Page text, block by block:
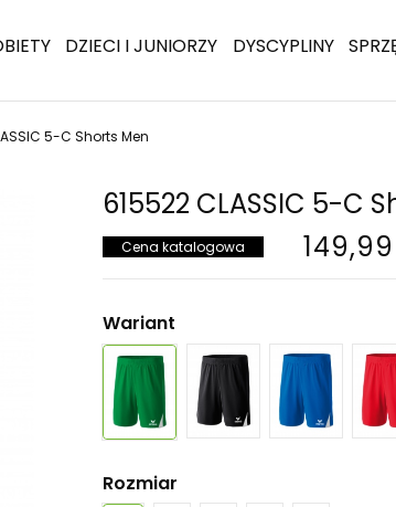
DZIECI I JUNIORZY DYSCYPLINY
5-C Shorts Men
615522 CLASSIC 5-C
Cena katalogowa 149,99
Wariant
Rozmiar